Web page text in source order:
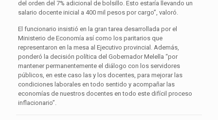
del orden del 7% adicional de bolsillo. Esto estaría llevando un
salario docente inicial a 400 mil pesos por cargo”, valoró.
El funcionario insistió en la gran tarea desarrollada por el
Ministerio de Economía así como los paritarios que
representaron en la mesa al Ejecutivo provincial. Además,
ponderó la decisión política del Gobernador Melella “por
mantener permanentemente el diálogo con los servidores
públicos, en este caso las y los docentes, para mejorar las
condiciones laborales en todo sentido y acompañar las
economías de nuestros docentes en todo este difícil proceso
inflacionario”.